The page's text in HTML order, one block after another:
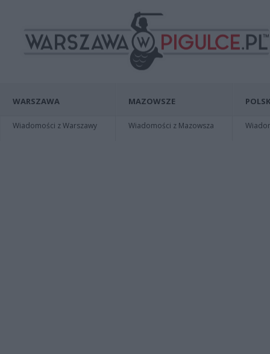
WARSZAWA
Wiadomości z Warszawy
MAZOWSZE
Wiadomości z Mazowsza